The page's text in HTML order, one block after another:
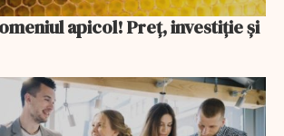
apicol! Preț, investiție și